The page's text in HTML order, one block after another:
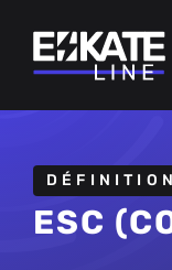
contenu
DÉFINITION
ESC